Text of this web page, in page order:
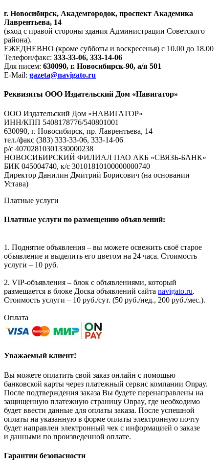
г. Новосибирск, Академгородок, проспект Академика
Лаврентьева, 14
(вход с правой стороны здания Администрации Советского
района).
ЕЖЕДНЕВНО (кроме субботы и воскресенья) с 10.00 до 18.00
Телефон/факс: 333-33-06, 333-14-06
Для писем: 630090, г. Новосибирск-90, а/я 501
E-Mail: gazeta@navigato.ru
Реквизиты ООО Издательский Дом «Навигатор»
ООО Издательский Дом «НАВИГАТОР»
ИНН/КПП 5408178776/540801001
630090, г. Новосибирск, пр. Лаврентьева, 14
тел./факс (383) 333-33-06, 333-14-06
р/с 40702810301330000238
НОВОСИБИРСКИЙ ФИЛИАЛ ПАО АКБ «СВЯЗЬ-БАНК»
БИК 045004740, к/с 30101810100000000740
Директор Данилин Дмитрий Борисович (на основании
Устава)
Платные услуги
Платные услуги по размещению объявлений:
1. Поднятие объявления – вы можете освежить своё старое
объявление и выделить его цветом на 24 часа. Стоимость
услуги – 10 руб.
2. VIP-объявления – блок с объявлениями, который
размещается в блоке Доска объявлений сайта navigato.ru.
Стоимость услуги – 10 руб./сут. (50 руб./нед., 200 руб./мес.).
Оплата
Уважаемый клиент!
Вы можете оплатить свой заказ онлайн с помощью
банковской карты через платежный сервис компании Onpay.
После подтверждения заказа Вы будете перенаправлены на
защищенную платежную страницу Onpay, где необходимо
будет ввести данные для оплаты заказа. После успешной
оплаты на указанную в форме оплаты электронную почту
будет направлен электронный чек с информацией о заказе
и данными по произведенной оплате.
Гарантии безопасности